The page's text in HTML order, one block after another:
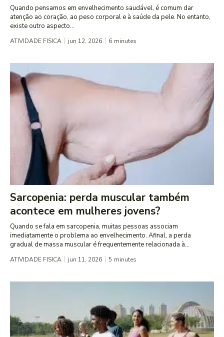
Quando pensamos em envelhecimento saudável, é comum dar
atenção ao coração, ao peso corporal e à saúde da pele. No entanto,
existe outro aspecto...
ATIVIDADE FISICA jun 12, 2026 6 minutes
Sarcopenia: perda muscular também
acontece em mulheres jovens?
Quando se fala em sarcopenia, muitas pessoas associam
imediatamente o problema ao envelhecimento. Afinal, a perda
gradual de massa muscular é frequentemente relacionada à...
ATIVIDADE FISICA jun 11, 2026 5 minutes